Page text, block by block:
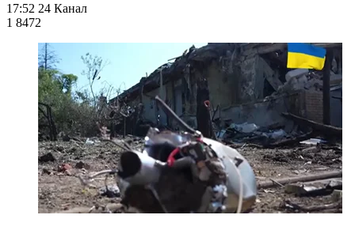
17:52 24 Канал
1 8472